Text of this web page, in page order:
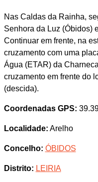
Nas Caldas da Rainha,
Senhora da Luz (Óbidos)
Continuar em frente, na
cruzamento com uma
Água (ETAR) da
cruzamento em frente do
(descida).
Coordenadas GPS:
Localidade: Arelho
Concelho: ÓBIDOS
Distrito: LEIRIA